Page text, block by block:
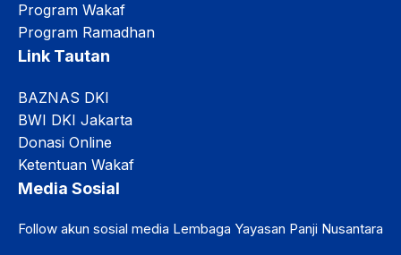
Program Wakaf
Program Ramadhan
Link Tautan
BAZNAS DKI
BWI DKI Jakarta
Donasi Online
Ketentuan Wakaf
Media Sosial
Follow akun sosial media Lembaga Yayasan Panji Nusantara